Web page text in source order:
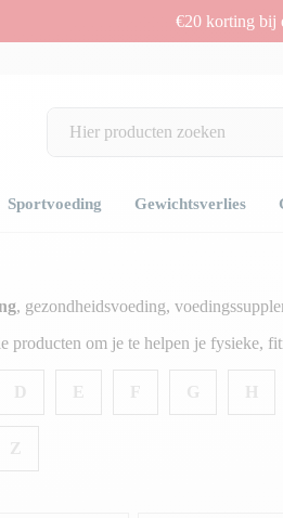
€20 korting bij
Sportvoeding Gewichtsverlies
, gezondheidsvoeding,
producten om je te helpen je fysieke,
D E F G H
Z